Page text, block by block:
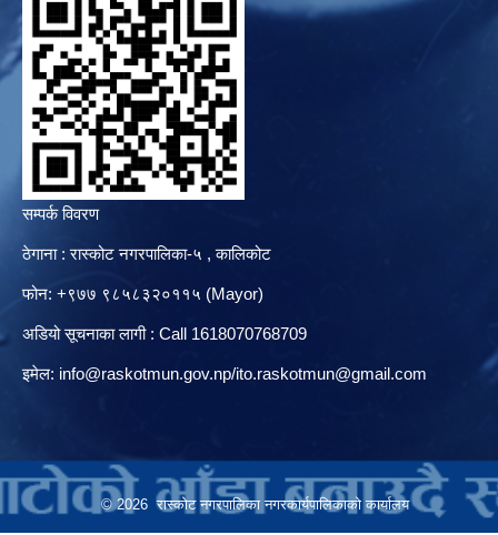
सम्पर्क विवरण
ठेगाना : रास्कोट नगरपालिका-५ , कालिकोट
फोन: +९७७ ९८५८३२०११५ (Mayor)
अडियो सूचनाका लागी : Call 1618070768709
इमेल: info@raskotmun.gov.np/ito.raskotmun@gmail.com
© 2026 रास्कोट नगरपालिका नगरकार्यपालिकाको कार्यालय